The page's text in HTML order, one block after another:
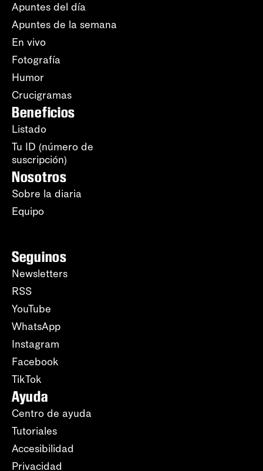
Apuntes del día
Apuntes de la semana
En vivo
Fotografía
Humor
Crucigramas
Beneficios
Listado
Tu ID (número de
suscripción)
Nosotros
Sobre la diaria
Equipo
Seguinos
Newsletters
RSS
YouTube
WhatsApp
Instagram
Facebook
TikTok
Ayuda
Centro de ayuda
Tutoriales
Accesibilidad
Privacidad